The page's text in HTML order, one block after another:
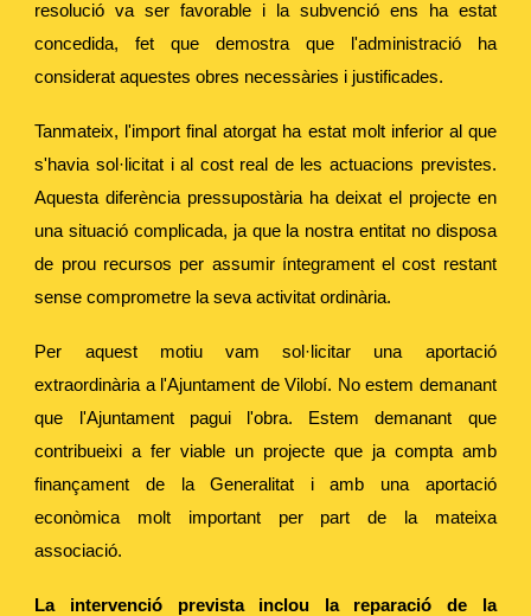
resolució va ser favorable i la subvenció ens ha estat
concedida, fet que demostra que l'administració ha
considerat aquestes obres necessàries i justificades.
Tanmateix, l'import final atorgat ha estat molt inferior al que
s'havia sol·licitat i al cost real de les actuacions previstes.
Aquesta diferència pressupostària ha deixat el projecte en
una situació complicada, ja que la nostra entitat no disposa
de prou recursos per assumir íntegrament el cost restant
sense comprometre la seva activitat ordinària.
Per aquest motiu vam sol·licitar una aportació
extraordinària a l'Ajuntament de Vilobí. No estem demanant
que l'Ajuntament pagui l'obra. Estem demanant que
contribueixi a fer viable un projecte que ja compta amb
finançament de la Generalitat i amb una aportació
econòmica molt important per part de la mateixa
associació.
La intervenció prevista inclou la reparació de la